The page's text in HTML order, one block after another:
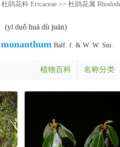
杜鹃花科 Ericaceae >> 杜鹃花属
(yī duǒ huā dù juān)
monanthum Balf. f. & W. W. Sm.
植物百科 名称分类